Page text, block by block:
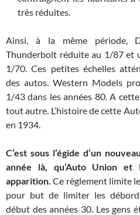
très réduites.
Ainsi, à la même période,
Thunderbolt réduite au 1/87 et
1/70. Ces petites échelles
des autos. Western Models
1/43 dans les années 80. A
tout autre. L’histoire de cette
en 1934.
C’est sous l’égide d’un
année là, qu’Auto Union
apparition. Ce règlement limite
pour but de limiter les
début des années 30. Les gens